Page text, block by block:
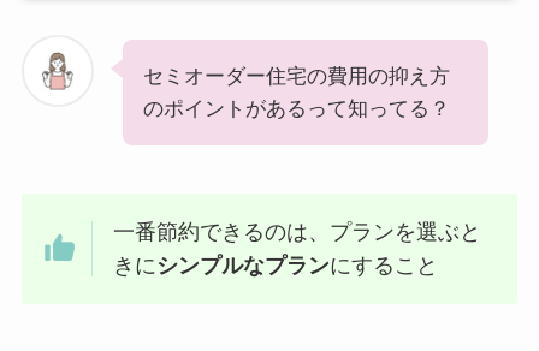
セミオーダー住宅の費用の抑え方
のポイントがあるって知ってる？
一番節約できるのは、プランを選ぶと
きにシンプルなプランにすること